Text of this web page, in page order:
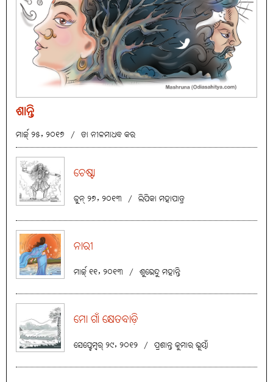
ଶାନ୍ତି
ମାର୍ଚ୍ଚ୍ ୨୫, ୨୦୧୭ / ଡା ନୀଳମାଧବ କର
ଚେଷ୍ଟା
ଜୁନ୍ ୨୭, ୨୦୧୩ / ଲିପିକା ମହାପାତ୍ର
ନାରୀ
ମାର୍ଚ୍ଚ୍ ୧୧, ୨୦୧୩ / ଶୁଭେନ୍ଦୁ ମହାନ୍ତି
ମୋ ଗାଁ କ୍ଷେତବାଡ଼ି
ସେପ୍ଟେମ୍ବର୍ ୨୯, ୨୦୧୨ / ପ୍ରଶାନ୍ତ କୁମାର ଭୂୟାଁ